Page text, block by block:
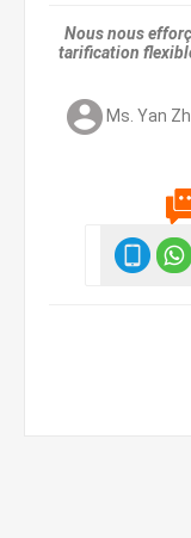
Nous nous
tarification
Ms. Yan